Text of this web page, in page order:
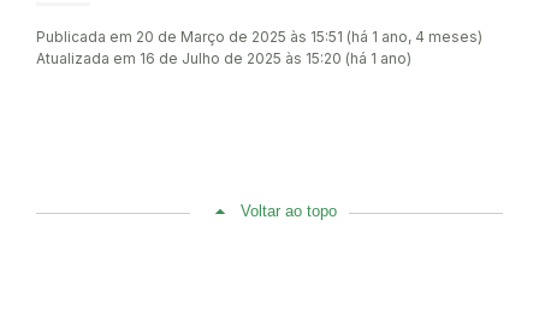
Publicada em 20 de Março de 2025 às 15:51 (há 1 ano, 4 meses)
Atualizada em 16 de Julho de 2025 às 15:20 (há 1 ano)
Voltar ao topo